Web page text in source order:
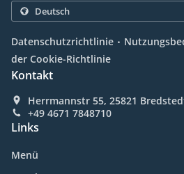
Datenschutzrichtlinie .
der Cookie-Richtlinie
Kontakt
Herrmannstr 55, 25821
+49 4671 7848710
Links
Menü